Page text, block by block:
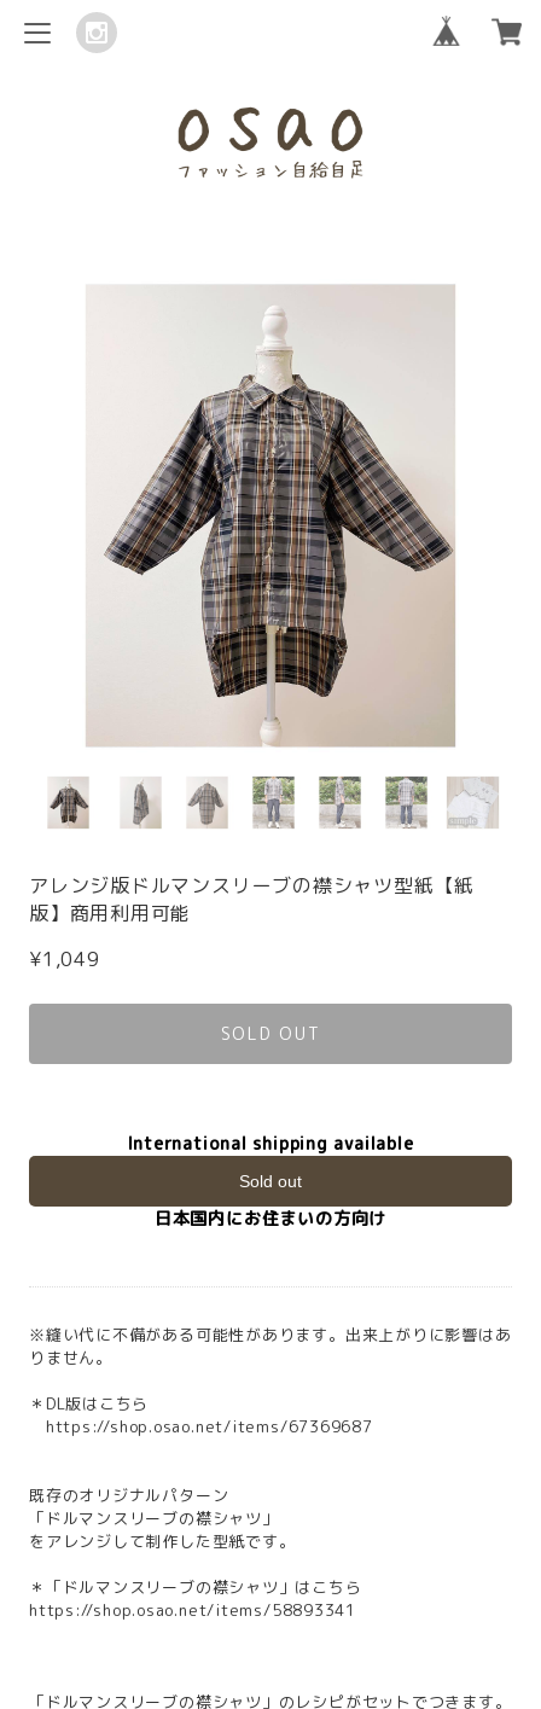
アレンジ版ドルマンスリーブの襟シャツ型紙【紙
版】商用利用可能
¥1,049
SOLD OUT
International shipping available
Sold out
日本国内にお住まいの方向け
※縫い代に不備がある可能性があります。出来上がりに影響はあ
りません。
＊DL版はこちら
https://shop.osao.net/items/67369687
既存のオリジナルパターン
「ドルマンスリーブの襟シャツ」
をアレンジして制作した型紙です。
＊「ドルマンスリーブの襟シャツ」はこちら
https://shop.osao.net/items/58893341
「ドルマンスリーブの襟シャツ」のレシピがセットでつきます。